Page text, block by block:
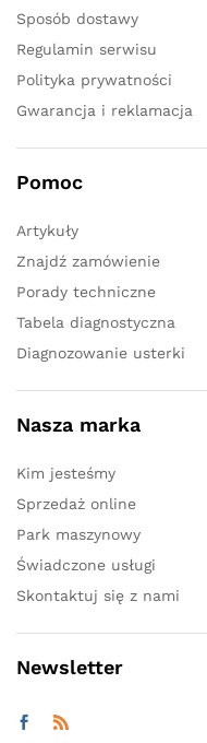
Sposób dostawy
Regulamin serwisu
Polityka prywatności
Gwarancja i reklamacja
Pomoc
Artykuły
Znajdź zamówienie
Porady techniczne
Tabela diagnostyczna
Diagnozowanie usterki
Nasza marka
Kim jesteśmy
Sprzedaż online
Park maszynowy
Świadczone usługi
Skontaktuj się z nami
Newsletter